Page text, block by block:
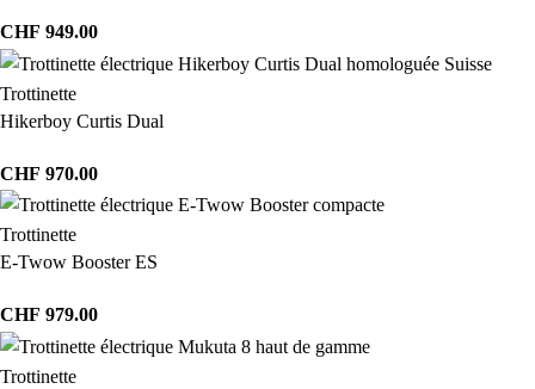
CHF 949.00
Trottinette
Hikerboy Curtis Dual
CHF 970.00
Trottinette
E-Twow Booster ES
CHF 979.00
Trottinette